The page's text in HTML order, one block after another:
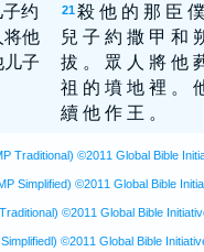
约
将他
子
21 殺 他 的 那 臣
兒 子 約 撒 甲 和
拔 。 眾 人 將 他
祖 的 墳 地 裡 。
續 他 作 王 。
Traditional) ©2011 Global Bible
Simplified) ©2011 Global Bible
©2011 Global Bible
©2011 Global Bible